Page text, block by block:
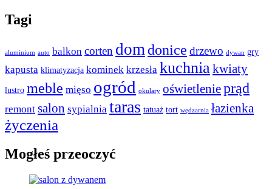
Tagi
aluminium auto balkon corten domdonice drzewo dywan gry
kapusta klimatyzacja kominek krzesła kuchniakwiaty
lustro meble mięso ogród okulary oświetlenieprąd
remont salon sypialnia taras tatuaż tort wędzarnia łazienka
życzenia
Mogłeś przeoczyć